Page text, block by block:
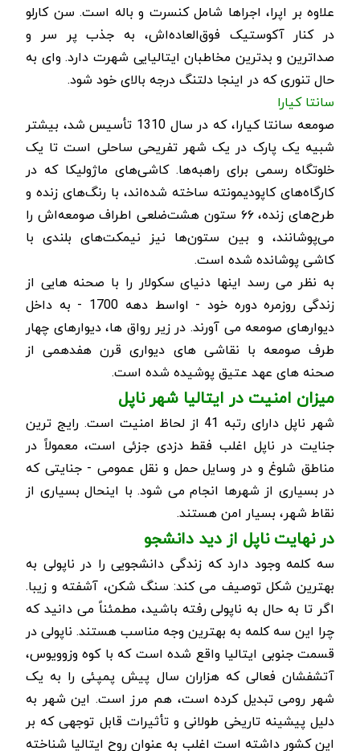
علاوه بر اپرا، اجراها شامل کنسرت و باله است. سن کارلو
در کنار آکوستیک فوق‌العاده‌اش، به جذب پر سر و
صداترین و بدترین مخاطبان ایتالیایی شهرت دارد. وای به
حال تنوری که در اینجا دلتنگ درجه بالای خود شود.
سانتا کیارا
صومعه سانتا کیارا، که در سال 1310 تأسیس شد، بیشتر
شبیه یک پارک در یک شهر تفریحی ساحلی است تا یک
خلوتگاه رسمی برای راهبه‌ها. کاشی‌های ماژولیکا که در
کارگاه‌های کاپودیمونته ساخته شده‌اند، با رنگ‌های زنده و
طرح‌های زنده، ۶۶ ستون هشت‌ضلعی اطراف صومعه‌اش را
می‌پوشانند، و بین ستون‌ها نیز نیمکت‌های بلندی با
کاشی پوشانده شده است.
به نظر می رسد اینها دنیای سکولار را با صحنه هایی از
زندگی روزمره دوره خود - اواسط دهه 1700 - به داخل
دیوارهای صومعه می آورند. در زیر رواق ها، دیوارهای چهار
طرف صومعه با نقاشی های دیواری قرن هفدهمی از
صحنه های عهد عتیق پوشیده شده است.
میزان امنیت در ایتالیا شهر ناپل
شهر ناپل دارای رتبه 41 از لحاظ امنیت است. رایج ترین
جنایت در ناپل اغلب فقط دزدی جزئی است، معمولاً در
مناطق شلوغ و در وسایل حمل و نقل عمومی - جنایتی که
در بسیاری از شهرها انجام می شود. با اینحال بسیاری از
نقاط شهر، بسیار امن هستند.
در نهایت ناپل از دید دانشجو
سه کلمه وجود دارد که زندگی دانشجویی را در ناپولی به
بهترین شکل توصیف می کند: سنگ شکن، آشفته و زیبا.
اگر تا به حال به ناپولی رفته باشید، مطمئناً می دانید که
چرا این سه کلمه به بهترین وجه مناسب هستند. ناپولی در
قسمت جنوبی ایتالیا واقع شده است که با کوه وزوویوس،
آتشفشان فعالی که هزاران سال پیش پمپئی را به یک
شهر رومی تبدیل کرده است، هم مرز است. این شهر به
دلیل پیشینه تاریخی طولانی و تأثیرات قابل توجهی که بر
این کشور داشته است اغلب به عنوان روح ایتالیا شناخته